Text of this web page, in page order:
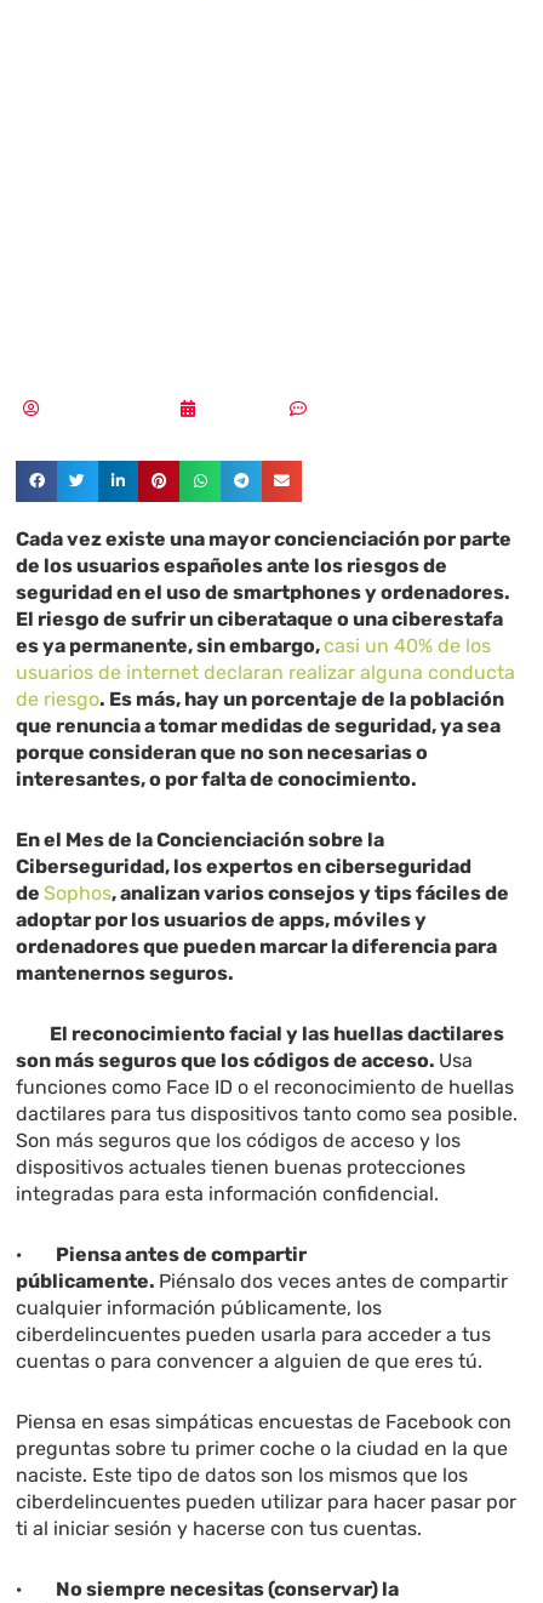
Cada vez existe una mayor concienciación por parte
de los usuarios españoles ante los riesgos de
seguridad en el uso de smartphones y ordenadores.
El riesgo de sufrir un ciberataque o una ciberestafa
es ya permanente, sin embargo,casi un 40% de los
usuarios de internet declaran realizar alguna conducta
de riesgo. Es más, hay un porcentaje de la población
que renuncia a tomar medidas de seguridad, ya sea
porque consideran que no son necesarias o
interesantes, o por falta de conocimiento.
En el Mes de la Concienciación sobre la
Ciberseguridad, los expertos en ciberseguridad
deSophos, analizan varios consejos y tips fáciles de
adoptar por los usuarios de apps, móviles y
ordenadores que pueden marcar la diferencia para
mantenernos seguros.
El reconocimiento facial y las huellas dactilares
son más seguros que los códigos de acceso. Usa
funciones como Face ID o el reconocimiento de huellas
dactilares para tus dispositivos tanto como sea posible.
Son más seguros que los códigos de acceso y los
dispositivos actuales tienen buenas protecciones
integradas para esta información confidencial.
· Piensa antes de compartir
públicamente. Piénsalo dos veces antes de compartir
cualquier información públicamente, los
ciberdelincuentes pueden usarla para acceder a tus
cuentas o para convencer a alguien de que eres tú.
Piensa en esas simpáticas encuestas de Facebook con
preguntas sobre tu primer coche o la ciudad en la que
naciste. Este tipo de datos son los mismos que los
ciberdelincuentes pueden utilizar para hacer pasar por
ti al iniciar sesión y hacerse con tus cuentas.
· No siempre necesitas (conservar) la